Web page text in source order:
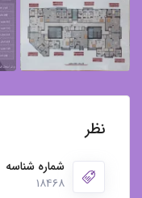
نظر
شماره شناسه
۱۸۴۶۸